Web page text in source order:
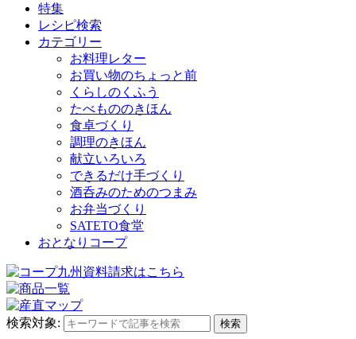
特集
レシピ検索
カテゴリー
お料理レター
お買い物のちょっと前
くらしのくふう
たべもののきほん
食卓づくり
調理のきほん
献立いろいろ
できるだけ手づくり
酒呑みのためのつまみ
お弁当づくり
SATETO食堂
おとなりコープ
検索対象: 検索